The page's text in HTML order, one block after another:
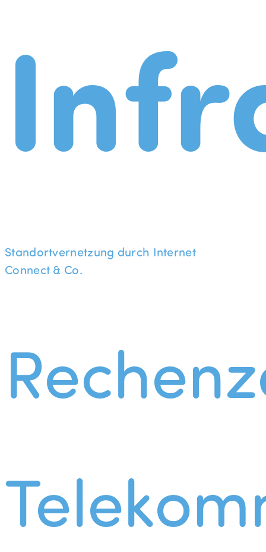
Standortvernetzung durch Internet
Connect & Co.